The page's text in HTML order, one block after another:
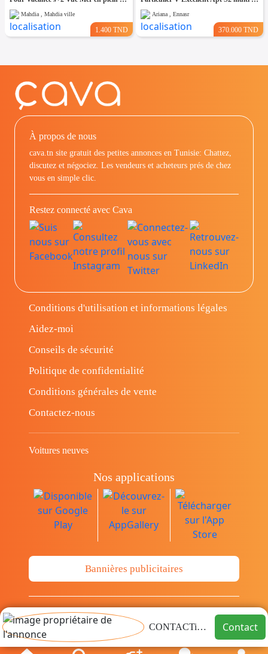
Mahdia , Mahdia ville
1.400 TND
Ariana , Ennasr
370.000 TND
CONTACTimmo Contact
À propos de nous
cava.tn site gratuit des petites annonces en Tunisie: Chattez,
discutez et négociez. Les vendeurs et acheteurs prés de chez
vous en simple clic.
Restez connecté avec Cava
Conditions d'utilisation et informations légales
Aidez-moi
Conseils de sécurité
Politique de confidentialité
Conditions générales de vente
Contactez-nous
Voitures neuves
Nos applications
Bannières publicitaires
© Copyright 2014-2026 Cava.tn Limited Tous
les droits sont réservés.